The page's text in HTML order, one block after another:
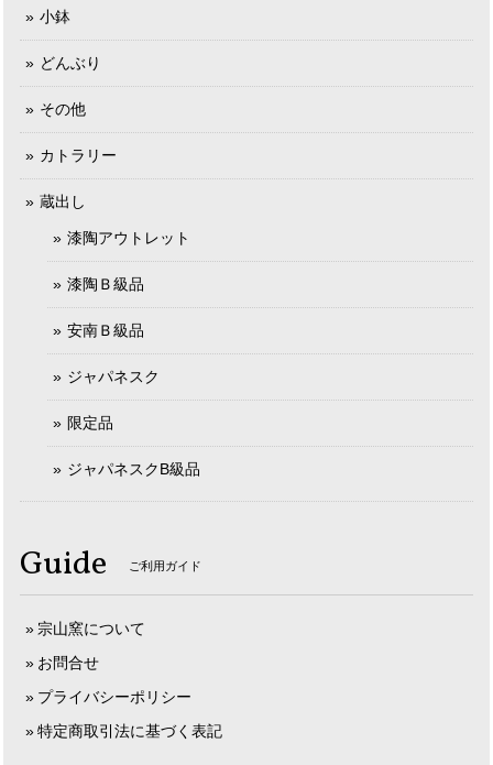
小鉢
どんぶり
その他
カトラリー
蔵出し
漆陶アウトレット
漆陶Ｂ級品
安南Ｂ級品
ジャパネスク
限定品
ジャパネスクB級品
Guide ご利用ガイド
宗山窯について
お問合せ
プライバシーポリシー
特定商取引法に基づく表記